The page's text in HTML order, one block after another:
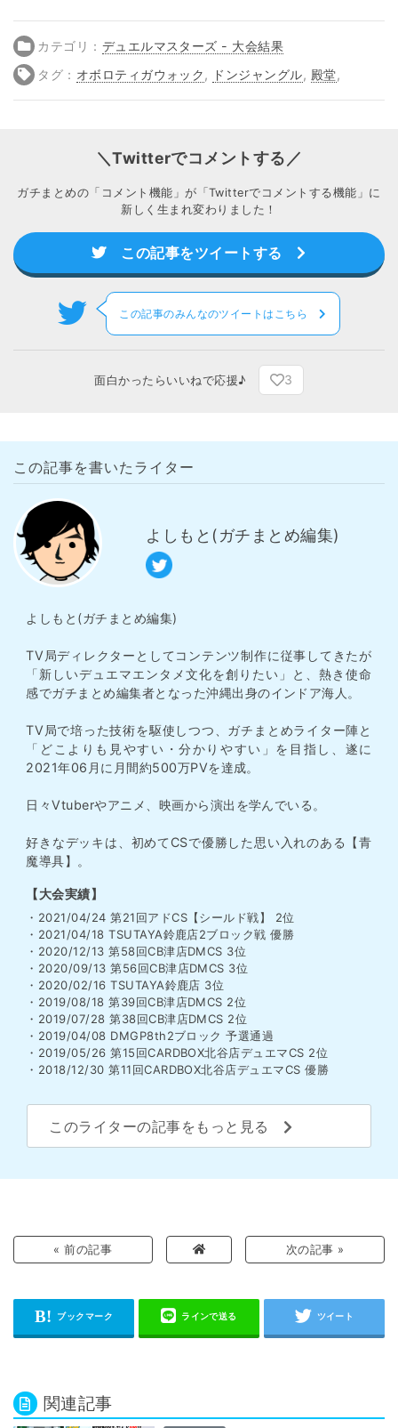
カテゴリ： デュエルマスターズ - 大会結果
タグ： オボロティガウォック , ドンジャングル, 殿堂,
＼Twitterでコメントする／
ガチまとめの「コメント機能」が「Twitterでコメントする機能」に
新しく生まれ変わりました！
この記事をツイートする
この記事のみんなのツイートはこちら
面白かったらいいねで応援♪ 3
この記事を書いたライター
よしもと(ガチまとめ編集)
よしもと(ガチまとめ編集)
TV局ディレクターとしてコンテンツ制作に従事してきたが
「新しいデュエマエンタメ文化を創りたい」と、熱き使命
感でガチまとめ編集者となった沖縄出身のインドア海人。
TV局で培った技術を駆使しつつ、ガチまとめライター陣と
「どこよりも見やすい・分かりやすい」を目指し、遂に
2021年06月に月間約500万PVを達成。
日々Vtuberやアニメ、映画から演出を学んでいる。
好きなデッキは、初めてCSで優勝した思い入れのある【青
魔導具】。
【大会実績】
・2021/04/24 第21回アドCS【シールド戦】 2位
・2021/04/18 TSUTAYA鈴鹿店2ブロック戦 優勝
・2020/12/13 第58回CB津店DMCS 3位
・2020/09/13 第56回CB津店DMCS 3位
・2020/02/16 TSUTAYA鈴鹿店 3位
・2019/08/18 第39回CB津店DMCS 2位
・2019/07/28 第38回CB津店DMCS 2位
・2019/04/08 DMGP8th2ブロック 予選通過
・2019/05/26 第15回CARDBOX北谷店デュエマCS 2位
・2018/12/30 第11回CARDBOX北谷店デュエマCS 優勝
このライターの記事をもっと見る
« 前の記事 次の記事 »
関連記事